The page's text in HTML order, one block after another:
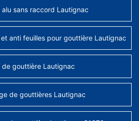
alu sans raccord Lautignac
anti feuilles pour gouttière Lautignac
de gouttière Lautignac
de gouttières Lautignac